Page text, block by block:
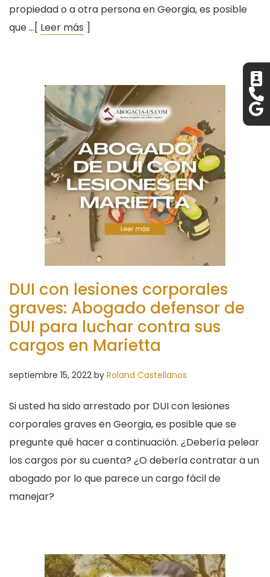
propiedad o a otra persona en Georgia, es posible
que …[ Leer más ]
DUI con lesiones corporales
graves: Abogado defensor de
DUI para luchar contra sus
cargos en Marietta
septiembre 15, 2022 by Roland Castellanos
Si usted ha sido arrestado por DUI con lesiones
corporales graves en Georgia, es posible que se
pregunte qué hacer a continuación. ¿Debería pelear
los cargos por su cuenta? ¿O debería contratar a un
abogado por lo que parece un cargo fácil de
manejar?